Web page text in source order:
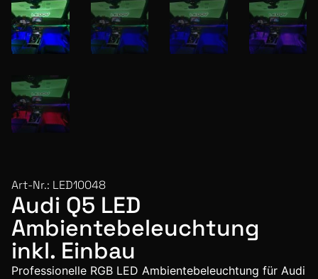
Art-Nr.: LED10048
Audi Q5 LED
Ambientebeleuchtung
inkl. Einbau
Professionelle RGB LED Ambientebeleuchtung für Audi